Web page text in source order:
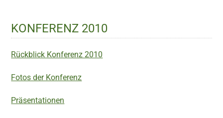
KONFERENZ 2010
Rückblick Konferenz 2010
Fotos der Konferenz
Präsentationen